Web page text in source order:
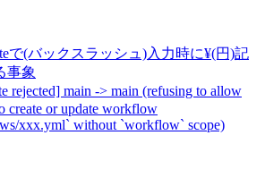
で(バックスラッシュ)入力時に¥(円)記
事象
rejected] main -> main (refusing to allow
create or update workflow
xxx.yml` without `workflow` scope)